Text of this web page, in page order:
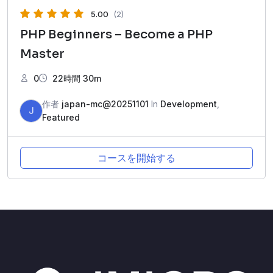
5.00 (2)
PHP Beginners – Become a PHP
Master
0 22時間 30m
J
作者 japan-mc@20251101 In Development
Featured
コースを開始する